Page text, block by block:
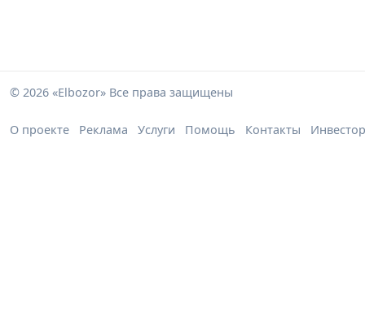
© 2026 «Elbozor» Все права защищены
О проекте Реклама Услуги Помощь Контакты